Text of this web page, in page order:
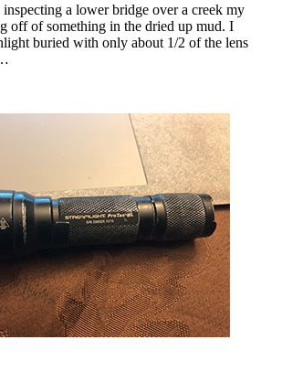
a lower bridge over a creek my
off of something in the dried up mud. I
buried with only about 1/2 of the lens